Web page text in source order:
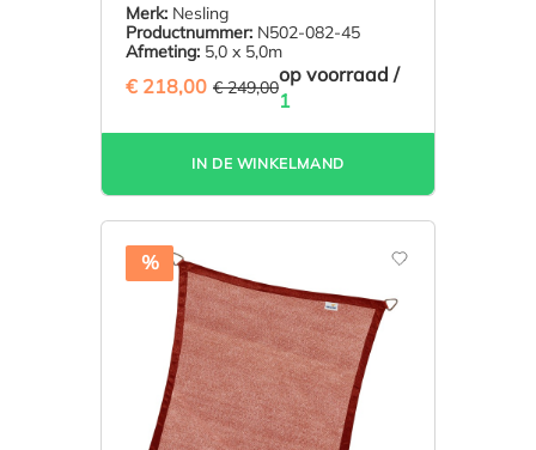
Merk: Nesling
Productnummer: N502-082-45
Afmeting: 5,0 x 5,0m
€ 218,00 € 249,00(12.45% BESPAARD)
op voorraad /
1
IN DE WINKELMAND
%